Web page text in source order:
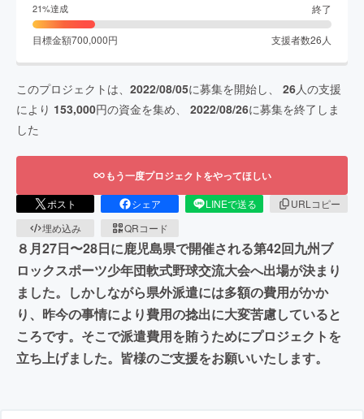
21%達成 終了
目標金額700,000円 支援者数26 人
このプロジェクトは、 2022/08/05に募集を開始し、 26人の支援
により 153,000円の資金を集め、 2022/08/26に募集を終了しま
した
もう一度プロジェクトをやってほしい
ポスト シェア LINEで送る
URLコピー
埋め込み
QRコード
８月27日〜28日に鹿児島県で開催される第42回九州ブ
ロックスポーツ少年団軟式野球交流大会へ出場が決まり
ました。しかしながら県外派遣には多額の費用がかか
り、昨今の事情により費用の捻出に大変苦慮していると
ころです。そこで派遣費用を賄うためにプロジェクトを
立ち上げました。皆様のご支援をお願いいたします。